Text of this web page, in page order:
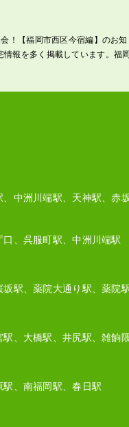
会！【福岡市西区今宿編】の
情報を多く掲載しています。福
中洲川端駅、天神駅、赤
、呉服町駅、中洲川端駅
駅、薬院大通り駅、薬院
、大橋駅、井尻駅、雑餉
、南福岡駅、春日駅